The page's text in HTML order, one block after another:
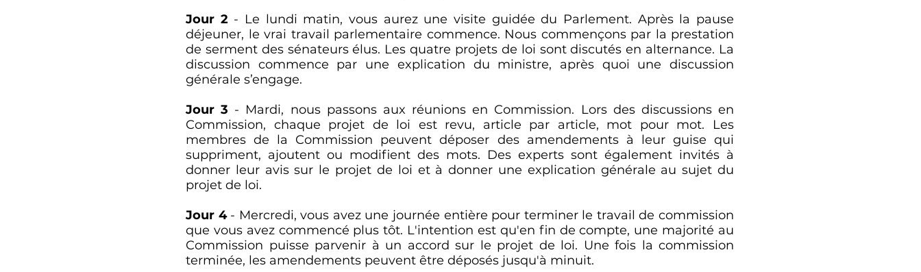
Jour 2- Le lundi matin, vous aurez une visite guidée du Parlement. Après la pause
déjeuner, le vrai travail parlementaire commence. Nous commençons par la prestation
de serment des sénateurs élus. Les quatre projets de loi sont discutés en alternance. La
discussion commence par une explication du ministre, après quoi une discussion
générale s’engage.
Jour 3 - Mardi, nous passons aux réunions en Commission. Lors des discussions en
Commission, chaque projet de loi est revu, article par article, mot pour mot. Les
membres de la Commission peuvent déposer des amendements à leur guise qui
suppriment, ajoutent ou modifient des mots. Des experts sont également invités à
donner leur avis sur le projet de loi et à donner une explication générale au sujet du
projet de loi.
Jour 4- Mercredi, vous avez une journée entière pour terminer le travail de commission
que vous avez commencé plus tôt. L'intention est qu'en fin de compte, une majorité au
Commission puisse parvenir à un accord sur le projet de loi. Une fois la commission
terminée, les amendements peuvent être déposés jusqu'à minuit.